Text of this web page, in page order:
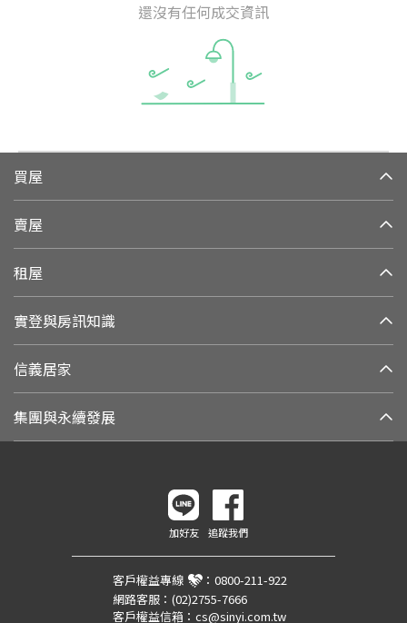
還沒有任何成交資訊
買屋
賣屋
租屋
實登與房訊知識
信義居家
集團與永續發展
加好友 追蹤我們
客戶權益專線 ： 0800-211-922
網路客服： (02)2755-7666
客戶權益信箱： cs@sinyi.com.tw